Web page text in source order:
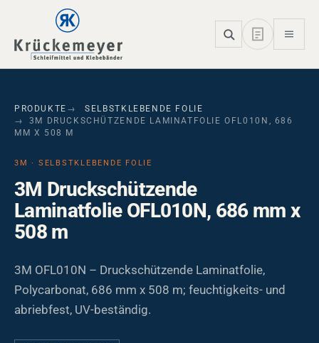
Skip to main navigation
Skip to main content
Skip to page footer
PRODUKTE
SELBSTKLEBENDE FOLIE
3M DRUCKSCHÜTZENDE LAMINATFOLIE OFL010N, 686
MM X 508 M
3M · SELBSTKLEBENDE FOLIE
3M Druckschützende
Laminatfolie OFL010N, 686 mm x
508 m
3M OFL010N – Druckschützende Laminatfolie,
Polycarbonat, 686 mm x 508 m; feuchtigkeits- und
abriebfest, UV-beständig.